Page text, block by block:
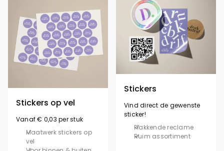
Stickers op vel
Vanaf € 0,03 per stuk
Maatwerk stickers op
vel
Stickers
Vind direct de gewenste
sticker!
Plakkende reclame
Ruim assortiment